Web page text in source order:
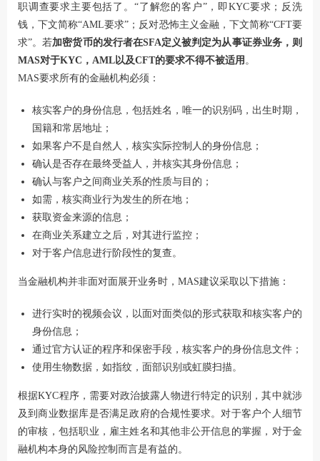
职调查要求主要包括了。“了解您的客户”，即KYC要求；反洗
钱，下文简称“AML要求”；反对恐怖主义金融，下文简称“CFT要
求”。若加密货币的发行者在SFA定义被判定为从事证券业务，则
MAS对于KYC，AML以及CFT的要求不得不被适用 。
MAS要求所有的金融机构必须：
核实客户的身份信息，包括姓名，唯一的识别码，出生时期，
国籍和常居地址；
如果客户不是自然人，核实实际控制人的身份信息；
确认是否存在最终受益人，并核实其身份信息；
确认与客户之间商业关系的性质与目的；
如需，核实商业行为发生的所在地；
获取资金来源的信息；
在商业关系建立之后，对其进行监控；
对于客户信息进行阶段性的复查。
当金融机构并非面对面展开业务时，MAS建议采取以下措施：
进行实时的视频会议，以面对面类似的形式获取和核实客户的
身份信息；
通过官方认证的程序和保密手段，核实客户的身份信息文件；
使用生物数据，如指纹，面部识别或虹膜扫描。
根据KYC程序，需要对政治披露人物进行特定的识别，其中就涉
及到商业数据库是否满足政府的合规性要求。对于客户个人细节
的审核，包括职业，雇主姓名和其他非公开信息的掌握，对于金
融机构本身的风险控制而言是有益的。